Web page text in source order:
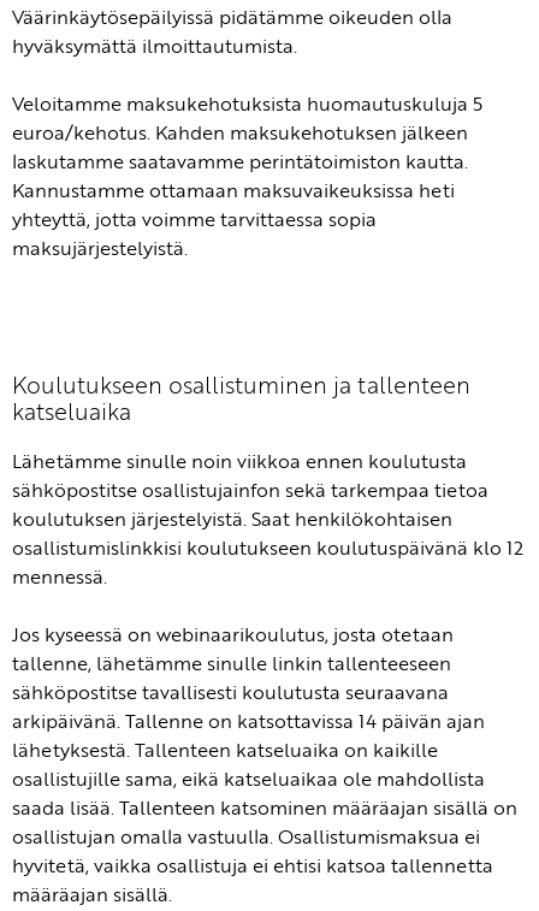
Väärinkäytösepäilyissä pidätämme oikeuden olla
hyväksymättä ilmoittautumista.
Veloitamme maksukehotuksista huomautuskuluja 5
euroa/kehotus. Kahden maksukehotuksen jälkeen
laskutamme saatavamme perintätoimiston kautta.
Kannustamme ottamaan maksuvaikeuksissa heti
yhteyttä, jotta voimme tarvittaessa sopia
maksujärjestelyistä.
Koulutukseen osallistuminen ja tallenteen
katseluaika
Lähetämme sinulle noin viikkoa ennen koulutusta
sähköpostitse osallistujainfon sekä tarkempaa tietoa
koulutuksen järjestelyistä. Saat henkilökohtaisen
osallistumislinkkisi koulutukseen koulutuspäivänä klo 12
mennessä.
Jos kyseessä on webinaarikoulutus, josta otetaan
tallenne, lähetämme sinulle linkin tallenteeseen
sähköpostitse tavallisesti koulutusta seuraavana
arkipäivänä. Tallenne on katsottavissa 14 päivän ajan
lähetyksestä. Tallenteen katseluaika on kaikille
osallistujille sama, eikä katseluaikaa ole mahdollista
saada lisää. Tallenteen katsominen määräajan sisällä on
osallistujan omalla vastuulla. Osallistumismaksua ei
hyvitetä, vaikka osallistuja ei ehtisi katsoa tallennetta
määräajan sisällä.